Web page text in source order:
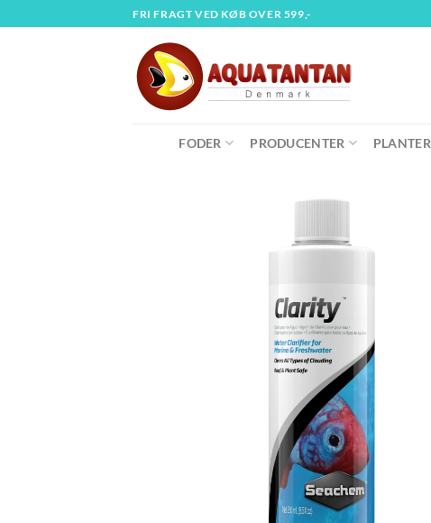
til
FRI FRAGT VED KØB OVER 599,-
FODER PRODUCENTER PLANTER